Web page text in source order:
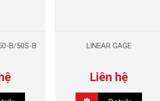
B/50S-B LINEAR GAGE
Liên hệ